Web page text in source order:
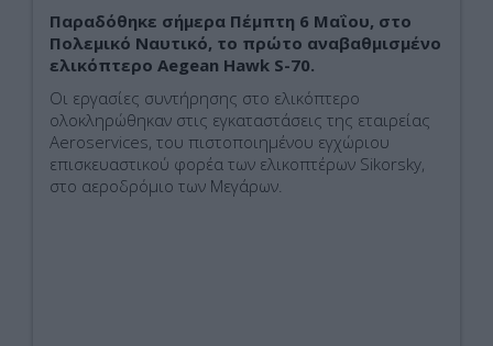
Παραδόθηκε σήμερα Πέμπτη 6 Μαΐου, στο
Πολεμικό Ναυτικό, το πρώτο αναβαθμισμένο
ελικόπτερο Aegean Hawk S-70.
Οι εργασίες συντήρησης στο ελικόπτερο
ολοκληρώθηκαν στις εγκαταστάσεις της εταιρείας
Aeroservices, του πιστοποιημένου εγχώριου
επισκευαστικού φορέα των ελικοπτέρων Sikorsky,
στο αεροδρόμιο των Μεγάρων.